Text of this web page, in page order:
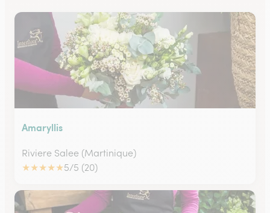
Amaryllis
Riviere Salee (Martinique)
★★★★★5/5 (20)